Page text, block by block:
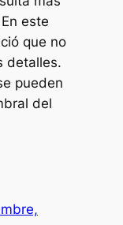
este
que no
detalles.
pueden
del